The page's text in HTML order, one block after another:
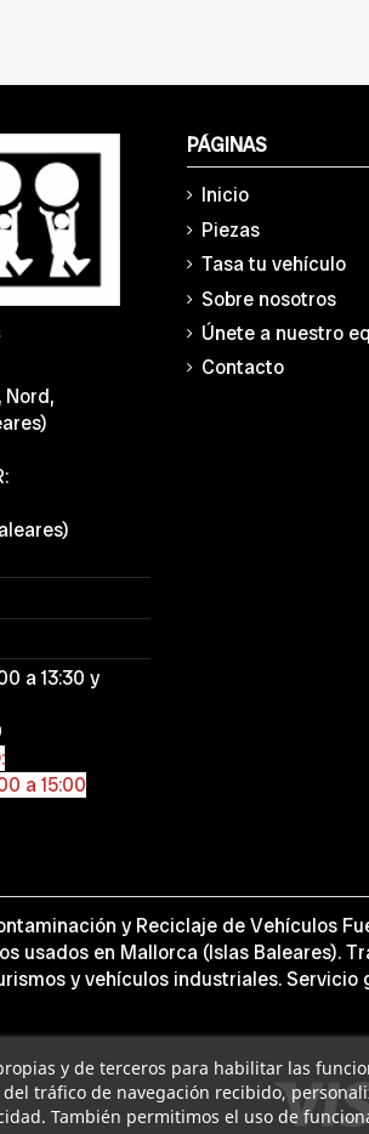
Nord,
a 13:30 y
a 15:00
PÁGINAS
Inicio
Piezas
Tasa tu vehículo
Sobre nosotros
Únete a nuestro
Contacto
y de terceros para habilitar las
tráfico de navegación recibido,
También permitimos el uso de
y Reciclaje de Vehículos
usados en Mallorca (Islas Baleares).
y vehículos industriales.